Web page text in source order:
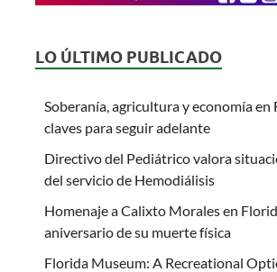
LO ÚLTIMO PUBLICADO
Soberanía, agricultura y economía en
claves para seguir adelante
Directivo del Pediátrico valora
del servicio de Hemodiálisis
Homenaje a Calixto Morales en
aniversario de su muerte física
Florida Museum: A Recreational